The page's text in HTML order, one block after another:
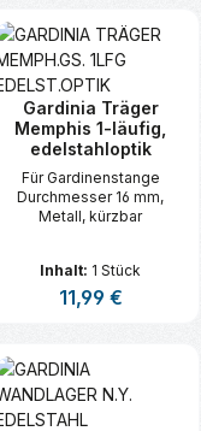
Produkt
Gardinia Träger
Memphis 1-läufig,
edelstahloptik
Für Gardinenstange
Durchmesser 16 mm,
Metall, kürzbar
Inhalt: 1 Stück
Regulärer Preis:
11,99 €
Produkt